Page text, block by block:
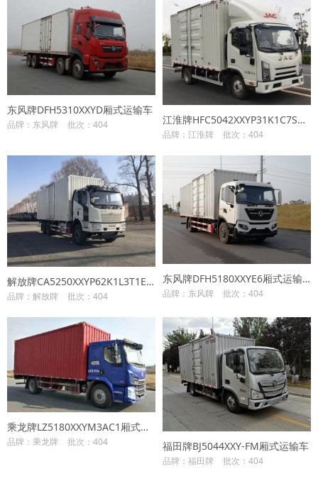
东风牌DFH5310XXYD厢式运输车
品牌：东风牌 批次：404 江淮牌HFC5042XXYP31K1C7S厢式运输车
品牌：江淮牌 批次：404
解放牌CA5250XXYP62K1L3T1E6Z厢式运输车
品牌：解放牌 批次：404
东风牌DFH5180XXYE6厢式运输车
品牌：东风牌 批次：404
乘龙牌LZ5180XXYM3AC1厢式运输车
品牌：乘龙牌 批次：404 福田牌BJ5044XXY-FM厢式运输车
品牌：福田牌 批次：404